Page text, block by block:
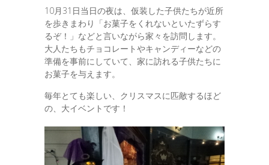
10月31日当日の夜は、仮装した子供たちが近所
を歩きまわり「お菓子をくれないといたずらす
るぞ！」などと言いながら家々を訪問します。
大人たちもチョコレートやキャンディーなどの
準備を事前にしていて、家に訪れる子供たちに
お菓子を与えます。
毎年とても楽しい、クリスマスに匹敵するほど
の、大イベントです！